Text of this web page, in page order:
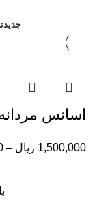
اسانس
1,500,000 ریال –